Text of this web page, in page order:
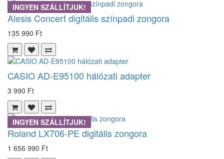
INGYEN SZÁLLÍTJUK!
Alesis Concert digitális színpadi zongora
135 990 Ft
CASIO AD-E95100 hálózati adapter
3 990 Ft
INGYEN SZÁLLÍTJUK!
Roland LX706-PE digitális zongora
1 656 990 Ft